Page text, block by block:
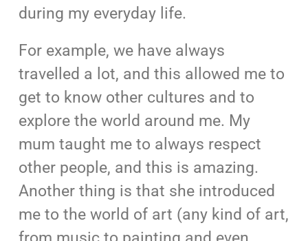
during my everyday life.
For example, we have always
travelled a lot, and this allowed me to
get to know other cultures and to
explore the world around me. My
mum taught me to always respect
other people, and this is amazing.
Another thing is that she introduced
me to the world of art (any kind of art,